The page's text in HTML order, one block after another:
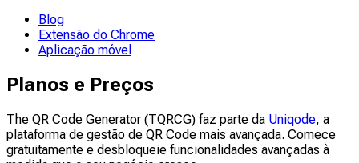
Blog
Extensão do Chrome
Aplicação móvel
Planos e Preços
The QR Code Generator (TQRCG) faz parte da Uniqode, a
plataforma de gestão de QR Code mais avançada. Comece
gratuitamente e desbloqueie funcionalidades avançadas à